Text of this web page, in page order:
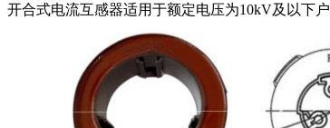
开合式电流互感器适用于额定电压为10kV及以下